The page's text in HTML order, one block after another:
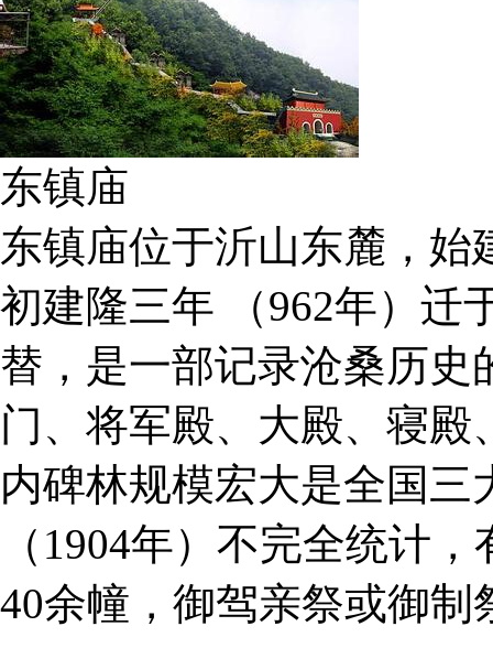
东镇庙
东镇庙位于沂山东麓，始
初建隆三年 （962年）迁
替，是一部记录沧桑历
门、将军殿、大殿、寝殿
内碑林规模宏大是全国
（1904年）不完全统计
40余幢，御驾亲祭或御制